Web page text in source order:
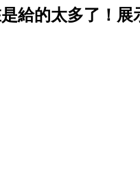
給的太多了！展